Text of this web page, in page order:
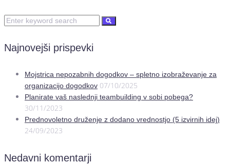
Najnovejši prispevki
Mojstrica nepozabnih dogodkov – spletno izobraževanje za
organizacijo dogodkov 07/10/2025
Planirate vaš naslednji teambuilding v sobi pobega?
30/11/2023
Prednovoletno druženje z dodano vrednostjo (5 izvirnih idej)
24/09/2023
Nedavni komentarji